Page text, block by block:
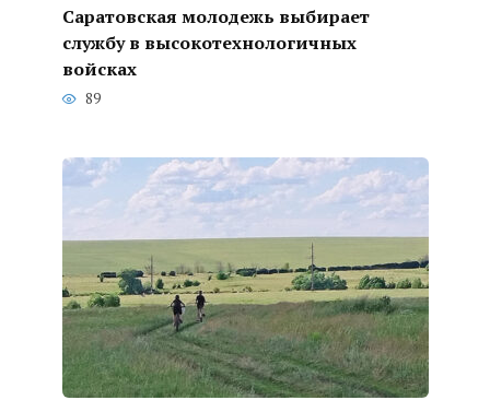
Саратовская молодежь выбирает
службу в высокотехнологичных
войсках
89